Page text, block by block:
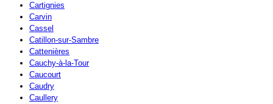
Cartignies
Carvin
Cassel
Catillon-sur-Sambre
Cattenières
Cauchy-à-la-Tour
Caucourt
Caudry
Caullery